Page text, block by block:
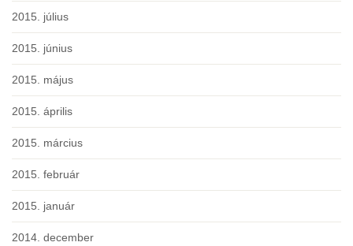
2015. július
2015. június
2015. május
2015. április
2015. március
2015. február
2015. január
2014. december